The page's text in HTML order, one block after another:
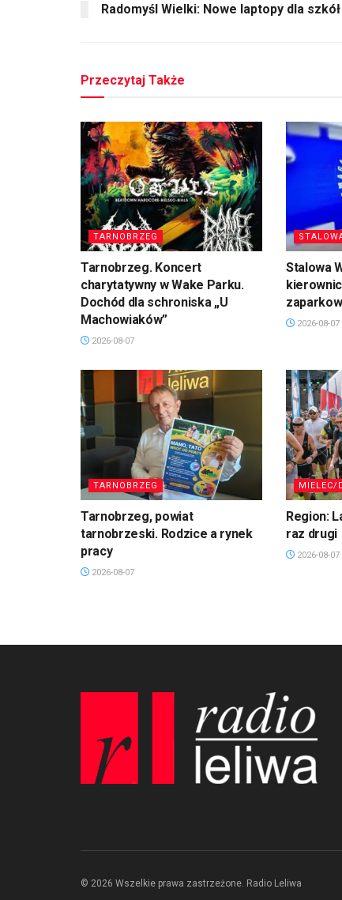
Radomyśl Wielki: Nowe laptopy dla szkół
Przeczytaj Także
TARNOBRZEG
Tarnobrzeg. Koncert
charytatywny w Wake Parku.
Dochód dla schroniska „U
Machowiaków”
2026-08-07
Stalowa
2026-08-07
TARNOBRZEG
Tarnobrzeg, powiat
tarnobrzeski. Rodzice a rynek
pracy
2026-08-07
MIELEC/
Region:
raz drugi
2026-08-07
© 2026 Wszelkie prawa zastrzeżone. Radio Leliwa